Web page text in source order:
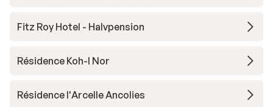
Fitz Roy Hotel - Halvpension
Résidence Koh-I Nor
Résidence l'Arcelle Ancolies